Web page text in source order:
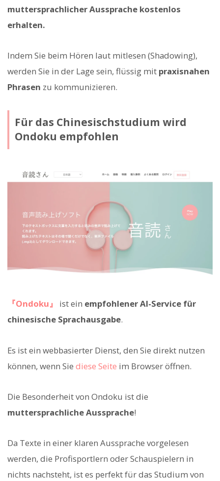
muttersprachlicher Aussprache kostenlos
erhalten.
Indem Sie beim Hören laut mitlesen (Shadowing),
werden Sie in der Lage sein, flüssig mit praxisnahen
Phrasen zu kommunizieren.
Für das Chinesischstudium wird
Ondoku empfohlen
『Ondoku』 ist ein empfohlener AI-Service für
chinesische Sprachausgabe.
Es ist ein webbasierter Dienst, den Sie direkt nutzen
können, wenn Sie diese Seite im Browser öffnen.
Die Besonderheit von Ondoku ist die
muttersprachliche Aussprache!
Da Texte in einer klaren Aussprache vorgelesen
werden, die Profisportlern oder Schauspielern in
nichts nachsteht, ist es perfekt für das Studium von